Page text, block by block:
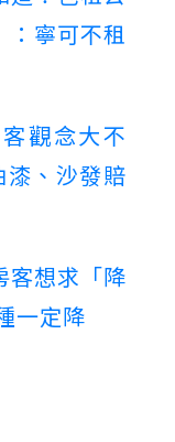
：寧可不租
觀念大不
、沙發賠
客想求「降
一定降